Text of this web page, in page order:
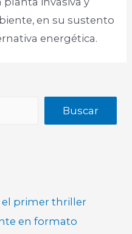
en su sustento
energética.
Buscar
el primer thriller
en formato